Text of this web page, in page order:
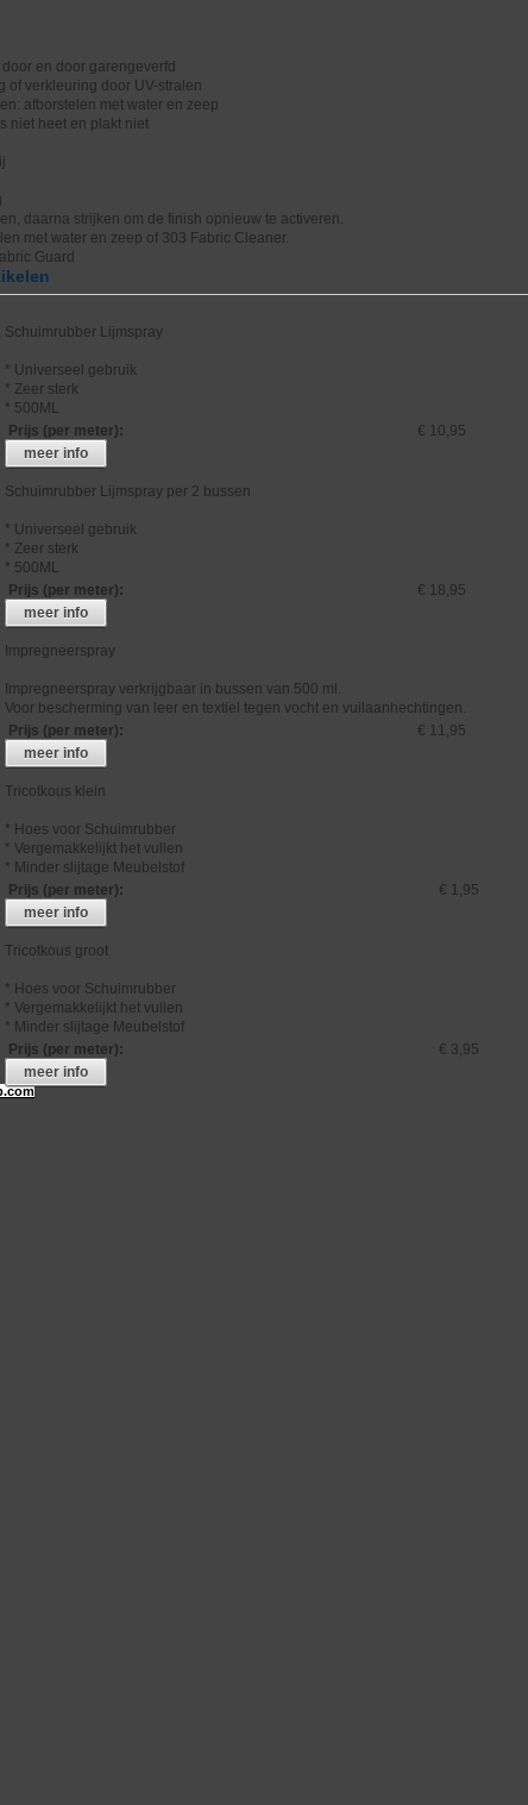
en door garengeverfd
of verkleuring door UV-stralen
afborstelen met water en zeep
niet heet en plakt niet
daarna strijken om de finish opnieuw te activeren.
met water en zeep of 303 Fabric Cleaner.
Guard
Schuimrubber Lijmspray
* Universeel gebruik
* Zeer sterk
* 500ML
Prijs (per meter):
€ 10,95
meer info
Schuimrubber Lijmspray per 2 bussen
* Universeel gebruik
* Zeer sterk
* 500ML
Prijs (per meter):
€ 18,95
meer info
Impregneerspray
Impregneerspray verkrijgbaar in bussen van 500 ml.
Voor bescherming van leer en textiel tegen vocht en vuilaanhechtingen.
Prijs (per meter):
€ 11,95
meer info
Tricotkous klein
* Hoes voor Schuimrubber
* Vergemakkelijkt het vullen
* Minder slijtage Meubelstof
Prijs (per meter):
€ 1,95
meer info
Tricotkous groot
* Hoes voor Schuimrubber
* Vergemakkelijkt het vullen
* Minder slijtage Meubelstof
Prijs (per meter):
€ 3,95
meer info